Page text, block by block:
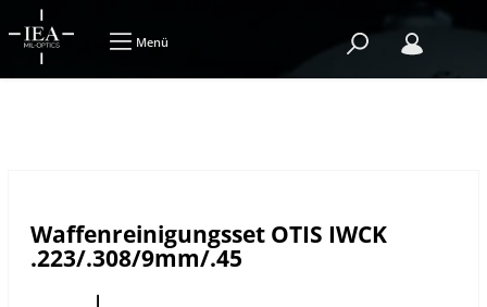
Menü
Waffenreinigungsset OTIS IWCK
.223/.308/9mm/.45